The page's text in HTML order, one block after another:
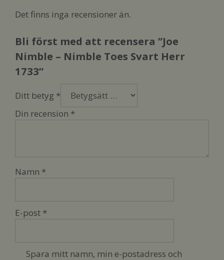
Det finns inga recensioner än.
Bli först med att recensera ”Joe
Nimble – Nimble Toes Svart Herr
1733”
Ditt betyg *
Din recension *
Namn *
E-post *
Spara mitt namn, min e-postadress och